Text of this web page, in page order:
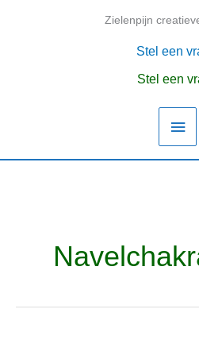
Zielenpijn
Stel een
Stel een